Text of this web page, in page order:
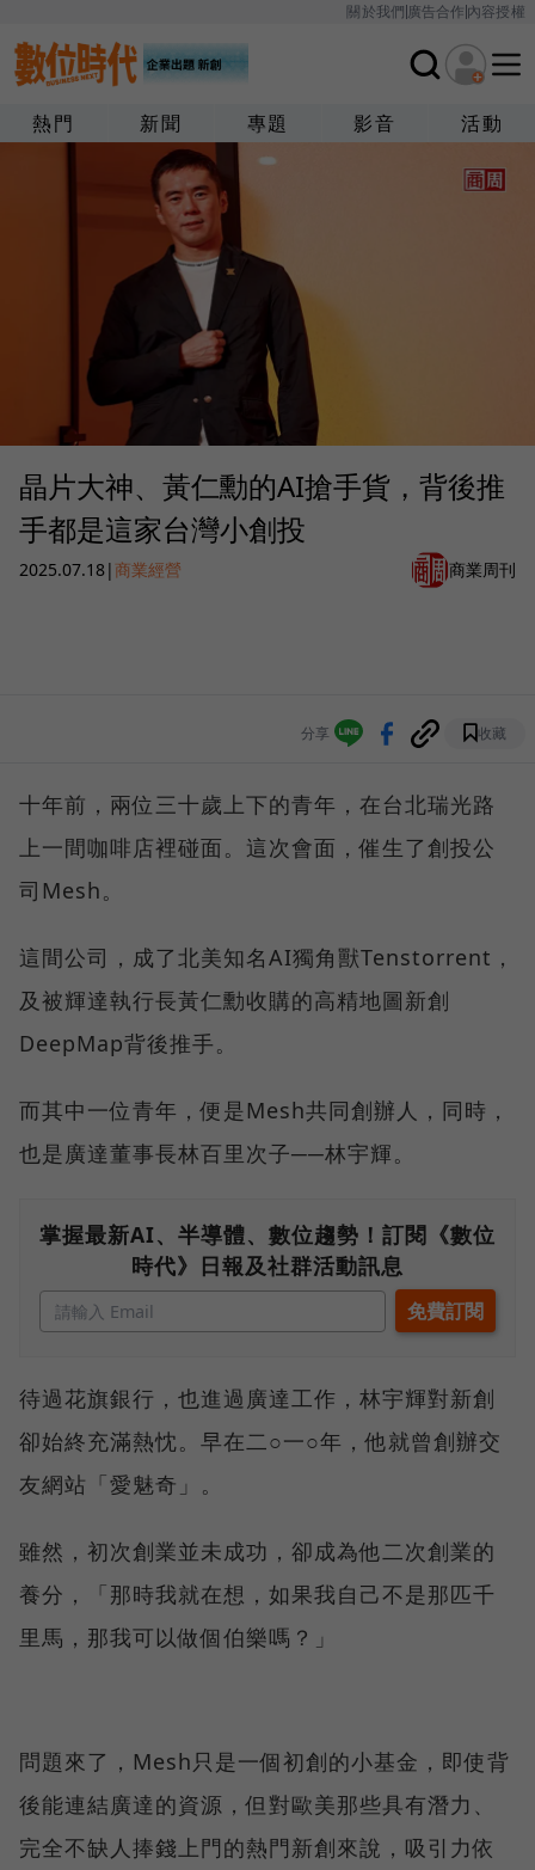
關於我們廣告合作內容授權
熱門 新聞 專題 影音 活動
晶片大神、黃仁勳的AI搶手貨，背後推
手都是這家台灣小創投
2025.07.18|商業經營 商業周刊
分享 收藏
十年前，兩位三十歲上下的青年，在台北瑞光路
上一間咖啡店裡碰面。這次會面，催生了創投公
司Mesh。
這間公司，成了北美知名AI獨角獸Tenstorrent，
及被輝達執行長黃仁勳收購的高精地圖新創
DeepMap背後推手。
而其中一位青年，便是Mesh共同創辦人，同時，
也是廣達董事長林百里次子──林宇輝。
掌握最新AI、半導體、數位趨勢！訂閱《數位
時代》日報及社群活動訊息
待過花旗銀行，也進過廣達工作，林宇輝對新創
卻始終充滿熱忱。早在二○一○年，他就曾創辦交
友網站「愛魅奇」。
雖然，初次創業並未成功，卻成為他二次創業的
養分，「那時我就在想，如果我自己不是那匹千
里馬，那我可以做個伯樂嗎？」
問題來了，Mesh只是一個初創的小基金，即使背
後能連結廣達的資源，但對歐美那些具有潛力、
完全不缺人捧錢上門的熱門新創來說，吸引力依